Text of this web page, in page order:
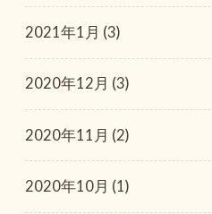
2021年1月 (3)
2020年12月 (3)
2020年11月 (2)
2020年10月 (1)